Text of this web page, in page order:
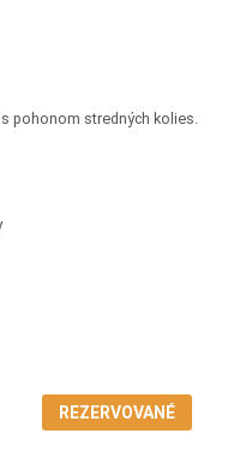
pohonom stredných kolies.
REZERVOVANÉ